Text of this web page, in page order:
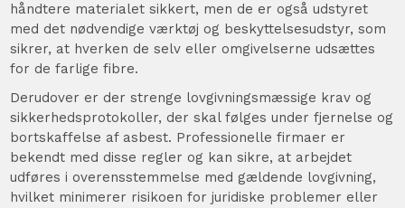
håndtere materialet sikkert, men de er også udstyret
med det nødvendige værktøj og beskyttelsesudstyr, som
sikrer, at hverken de selv eller omgivelserne udsættes
for de farlige fibre.
Derudover er der strenge lovgivningsmæssige krav og
sikkerhedsprotokoller, der skal følges under fjernelse og
bortskaffelse af asbest. Professionelle firmaer er
bekendt med disse regler og kan sikre, at arbejdet
udføres i overensstemmelse med gældende lovgivning,
hvilket minimerer risikoen for juridiske problemer eller